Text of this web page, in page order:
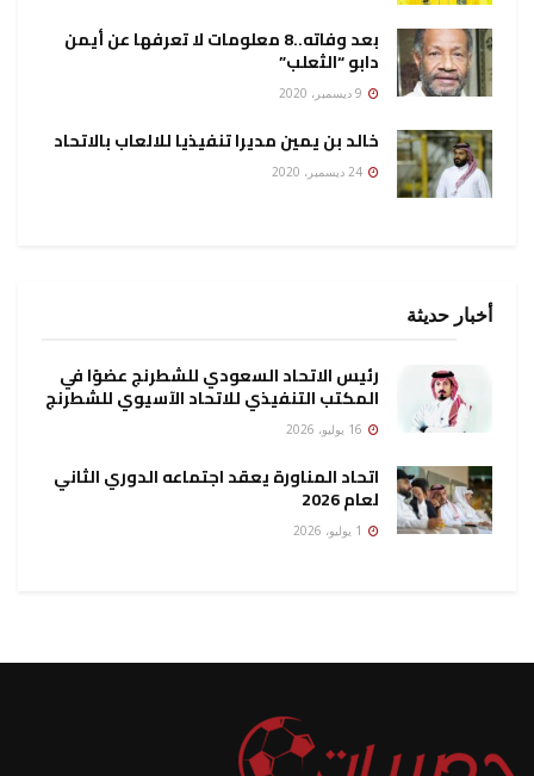
بعد وفاته..8 معلومات لا تعرفها عن أيمن
دابو “الثعلب”
خالد بن يمين مديرا تنفيذيا للالعاب بالاتحاد
أخبار حديثة
رئيس الاتحاد السعودي للشطرنج عضوًا في
المكتب التنفيذي للاتحاد الآسيوي للشطرنج
اتحاد المناورة يعقد اجتماعه الدوري الثاني
لعام 2026